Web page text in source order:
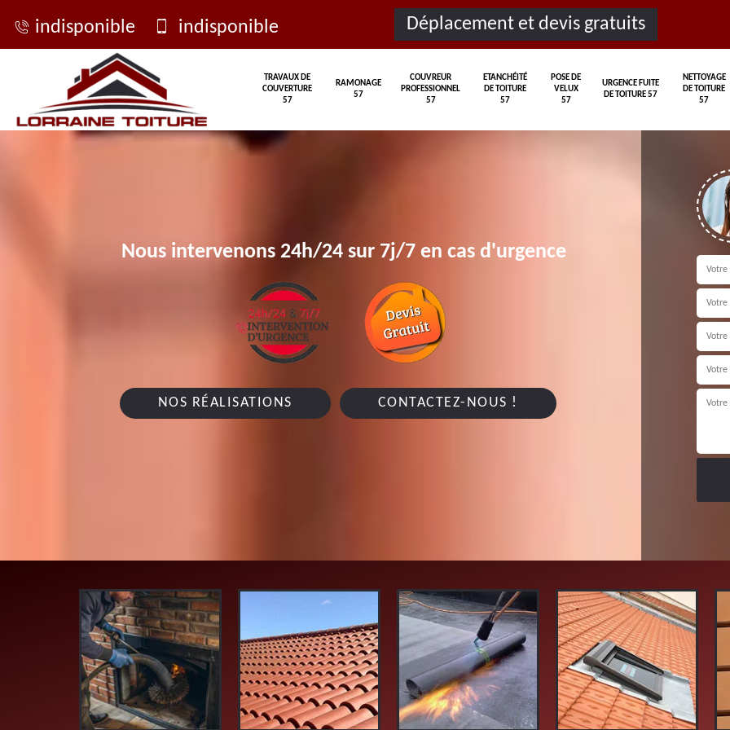
indisponible indisponible Déplacement et devis gratuits
TRAVAUX DE
COUVERTURE
57
RAMONAGE
57
COUVREUR
PROFESSIONNEL
57
ETANCHÉITÉ
DE TOITURE
57
POSE DE
VELUX
57
URGENCE FUITE
DE TOITURE 57
NETTOYAGE
DE TOITURE
57
Nous intervenons 24h/24 sur 7j/7 en cas d'urgence
NOS RÉALISATIONS CONTACTEZ-NOUS !